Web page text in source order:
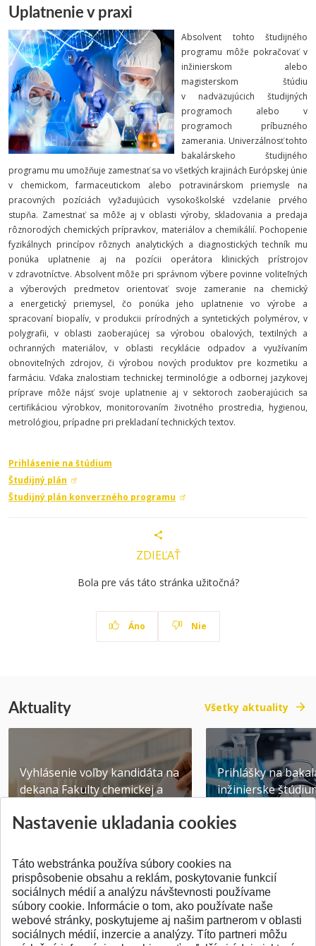
Uplatnenie v praxi
Absolvent tohto študijného
programu môže pokračovať v
inžinierskom alebo
magisterskom štúdiu
v nadväzujúcich študijných
programoch alebo v
programoch príbuzného
zamerania. Univerzálnosť tohto
bakalárskeho študijného
programu mu umožňuje zamestnať sa vo všetkých krajinách Európskej únie
v chemickom, farmaceutickom alebo potravinárskom priemysle na
pracovných pozíciách vyžadujúcich vysokoškolské vzdelanie prvého
stupňa. Zamestnať sa môže aj v oblasti výroby, skladovania a predaja
rôznorodých chemických prípravkov, materiálov a chemikálií. Pochopenie
fyzikálnych princípov rôznych analytických a diagnostických techník mu
ponúka uplatnenie aj na pozícii operátora klinických prístrojov
v zdravotníctve. Absolvent môže pri správnom výbere povinne voliteľných
a výberových predmetov orientovať svoje zameranie na chemický
a energetický priemysel, čo ponúka jeho uplatnenie vo výrobe a
spracovaní biopalív, v produkcii prírodných a syntetických polymérov, v
polygrafii, v oblasti zaoberajúcej sa výrobou obalových, textilných a
ochranných materiálov, v oblasti recyklácie odpadov a využívaním
obnoviteľných zdrojov, či výrobou nových produktov pre kozmetiku a
farmáciu. Vďaka znalostiam technickej terminológie a odbornej jazykovej
príprave môže nájsť svoje uplatnenie aj v sektoroch zaoberajúcich sa
certifikáciou výrobkov, monitorovaním životného prostredia, hygienou,
metrológiou, prípadne pri prekladaní technických textov.
Prihlásenie na štúdium
Študijný plán
Študijný plán konverzného programu
ZDIEĽAŤ
Bola pre vás táto stránka užitočná?
Áno Nie
Aktuality Všetky aktuality
Vyhlásenie voľby kandidáta na
dekana Fakulty chemickej a
Publikované 31.07.2026
Prihlášky na
inžinierske
Publikované
SPÄŤ NA VRCH
Nastavenie ukladania cookies
Táto webstránka používa súbory cookies na
prispôsobenie obsahu a reklám, poskytovanie funkcií
sociálnych médií a analýzu návštevnosti používame
súbory cookie. Informácie o tom, ako používate naše
webové stránky, poskytujeme aj našim partnerom v oblasti
sociálnych médií, inzercie a analýzy. Títo partneri môžu